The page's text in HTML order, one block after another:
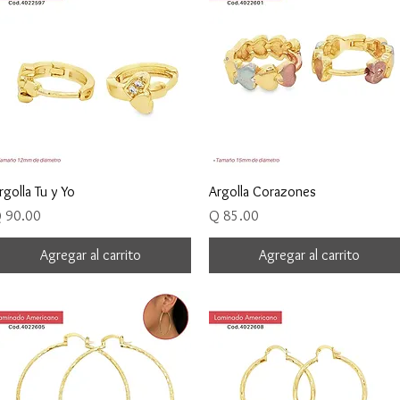
Vista rápida
Tu y Yo
90.00
Agregar al carrito
Vista rápida
Argolla Corazones
Precio
Q 85.00
Agregar al carrito